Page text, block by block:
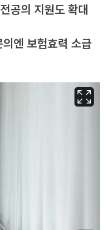
공의 지원도 확대
엔 보험효력 소급